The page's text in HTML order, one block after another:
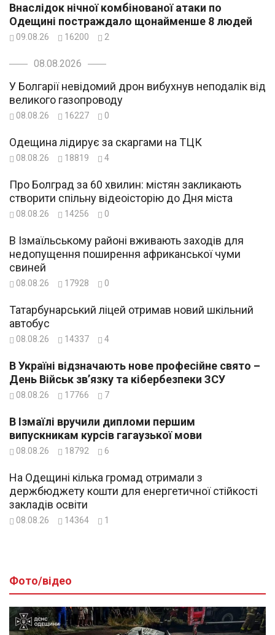
Внаслідок нічної комбінованої атаки по
Одещині постраждало щонайменше 8 людей
09.08.26 16200 2
08.08.2026
У Болгарії невідомий дрон вибухнув неподалік від
великого газопроводу
08.08.26 16227 0
Одещина лідирує за скаргами на ТЦК
08.08.26 18819 4
Про Болград за 60 хвилин: містян закликають
створити спільну відеоісторію до Дня міста
08.08.26 14256 0
В Ізмаїльському районі вживають заходів для
недопущення поширення африканської чуми
свиней
08.08.26 17928 0
Татарбунарський ліцей отримав новий шкільний
автобус
08.08.26 14337 4
В Україні відзначають нове професійне свято –
День Військ зв’язку та кібербезпеки ЗСУ
08.08.26 17766 7
В Ізмаїлі вручили дипломи першим
випускникам курсів гагаузької мови
08.08.26 18792 6
На Одещині кілька громад отримали з
держбюджету кошти для енергетичної стійкості
закладів освіти
08.08.26 14364 1
Фото/відео